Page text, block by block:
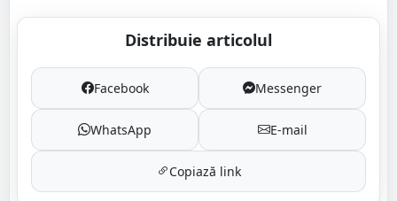
Distribuie articolul
Facebook Messenger
WhatsApp E-mail
Copiază link